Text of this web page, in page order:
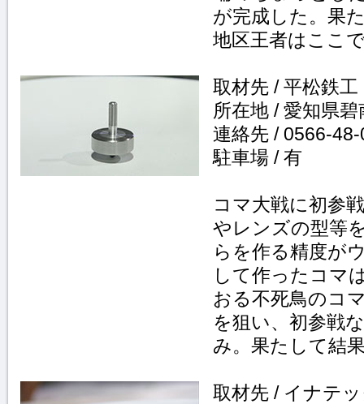
が完成した。果
地区王者はここ
取材先 / 平松鉄工
所在地 / 愛知県
連絡先 / 0566-
駐車場 / 有
コマ大戦に初参
やレンズの型等
らを作る精度が
して作ったコマ
おる不死鳥のコ
を狙い、初参戦
み。果たして結
取材先 / イナテ